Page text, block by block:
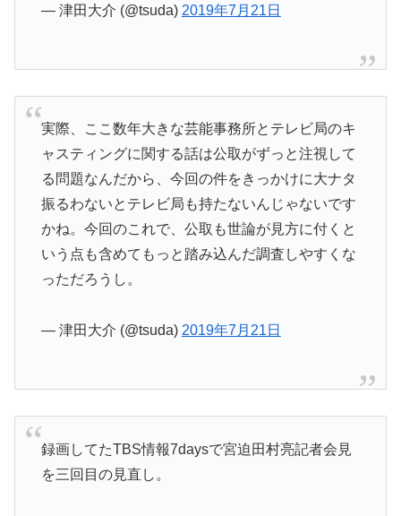
— 津田大介 (@tsuda) 2019年7月21日
実際、ここ数年大きな芸能事務所とテレビ局のキ
ャスティングに関する話は公取がずっと注視して
る問題なんだから、今回の件をきっかけに大ナタ
振るわないとテレビ局も持たないんじゃないです
かね。今回のこれで、公取も世論が見方に付くと
いう点も含めてもっと踏み込んだ調査しやすくな
っただろうし。
— 津田大介 (@tsuda) 2019年7月21日
録画してたTBS情報7daysで宮迫田村亮記者会見
を三回目の見直し。